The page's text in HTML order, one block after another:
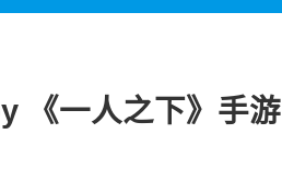
《一人之下》手游